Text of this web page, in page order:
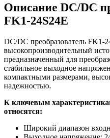
Описание DC/DC
FK1-24S24E
DC/DC преобразователь FK1-
высокопроизводительный
предназначенный для
стабильное выходное
компактными размерами,
надежностью.
К ключевым
относятся:
Широкий диапазон